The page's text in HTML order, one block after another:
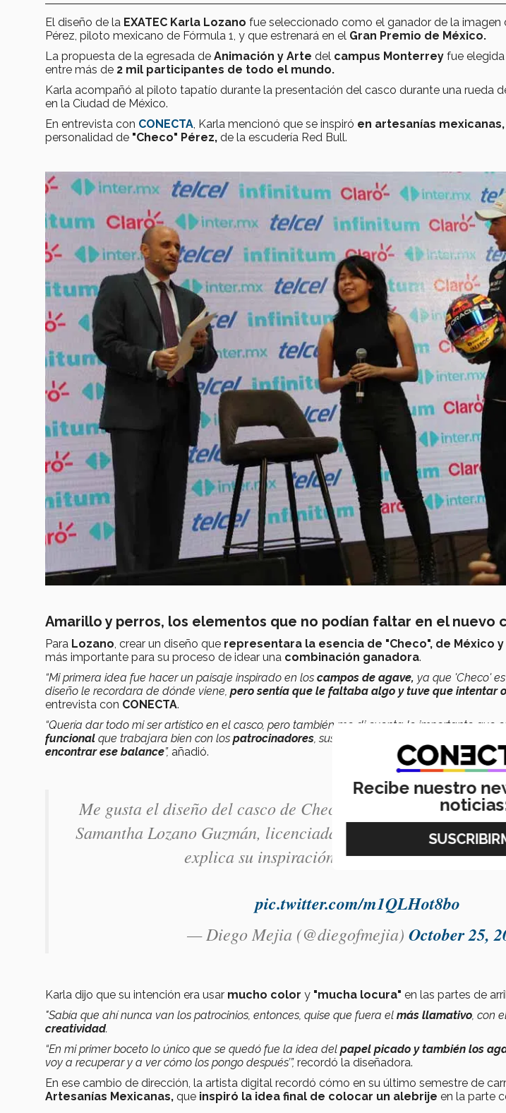
El diseño de la EXATEC Karla Lozano fue seleccionado como el ganador de la imagen
Pérez, piloto mexicano de Fórmula 1, y que estrenará en el Gran Premio de México.
La propuesta de la egresada de Animación y Arte del campus Monterrey fue elegida
entre más de 2 mil participantes de todo el mundo.
Karla acompañó al piloto tapatío durante la presentación del casco durante una rueda
en la Ciudad de México.
En entrevista con CONECTA , Karla mencionó que se inspiró en artesanías
personalidad de "Checo" Pérez, de la escudería Red Bull.
Amarillo y perros, los elementos que no podían faltar en el nuevo
Para Lozano, crear un diseño que representara la esencia de "Checo", de México
más importante para su proceso de idear una combinación ganadora.
“Mi primera idea fue hacer un paisaje inspirado en los campos de agave, ya que 'Checo'
diseño le recordara de dónde viene, pero sentía que le faltaba algo y tuve que intentar
entrevista con CONECTA.
“Quería dar todo mi ser artístico en el casco, pero también me di cuenta lo importante que
funcional que trabajara bien con los patrocinadores, sus logos y la frase de
‘Never Give
encontrar ese balance”, añadió.
Me gusta el diseño del casco de Checo para el @mexicogp.
Samantha Lozano Guzmán, licenciada en animación y arte
explica su inspiración y el proceso.#F1ESTA
pic.twitter.com/m1QLHot8bo
— Diego Mejia (@diegofmejia) October 25,
Karla dijo que su intención era usar mucho color y "mucha locura" en las partes de
"Sabía que ahí nunca van los patrocinios, entonces, quise que fuera el más llamativo, con
creatividad.
“En mi primer boceto lo único que se quedó fue la idea del papel picado y también los
voy a recuperar y a ver cómo los pongo después’”, recordó la diseñadora.
En ese cambio de dirección, la artista digital recordó cómo en su último semestre de
Artesanías Mexicanas, que inspiró la idea final de colocar un alebrije en la parte
Recibe nuestro